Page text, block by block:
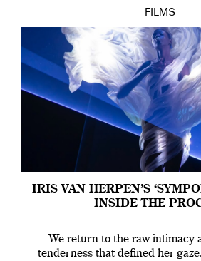
FILMS
IRIS VAN HERPEN’S
INSIDE THE
We return to the raw intimacy
tenderness that defined her